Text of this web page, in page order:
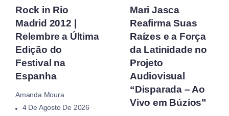
Rock in Rio
Madrid 2012 |
Relembre a Última
Edição do
Festival na
Espanha
Amanda Moura
4 De Agosto De 2026
Mari Jasca
Reafirma Suas
Raízes e a Força
da Latinidade no
Projeto
Audiovisual
“Disparada – Ao
Vivo em Búzios”